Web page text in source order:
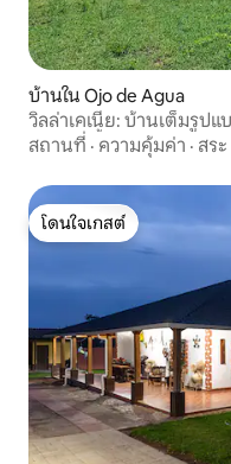
บ้านใน Ojo de Agua
วิลล่าเคเนีย: บ้านเต็มรูป
สระว่ายน้ำได้
สถานที่ · ความคุ้มค่า · สระ
โดนใจเกสต์
โดนใจเกสต์